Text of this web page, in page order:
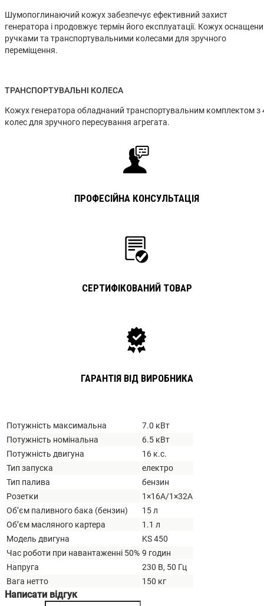
Шумопоглинаючий кожух забезпечує ефективний захист
генератора і продовжує термін його експлуатації. Кожух
ручками та транспортувальними колесами для зручного
переміщення.
ТРАНСПОРТУВАЛЬНІ КОЛЕСА
Кожух генератора обладнаний транспортувальним комплектом з
колес для зручного пересування агрегата.
ПРОФЕСІЙНА КОНСУЛЬТАЦІЯ
СЕРТИФІКОВАНИЙ ТОВАР
ГАРАНТІЯ ВІД ВИРОБНИКА
Потужність максимальна
7.0 кВт
Потужність номінальна
6.5 кВт
Потужність двигуна
16 к.с.
Тип запуска
електро
Тип палива
бензин
Розетки
1×16А/1×32А
Об’єм паливного бака (бензин)
15 л
Об’єм масляного картера
1.1 л
Модель двигуна
KS 450
Час роботи при навантаженні 50% 9 годин
Напруга
230 В, 50 Гц
Вага нетто
150 кг
Написати відгук